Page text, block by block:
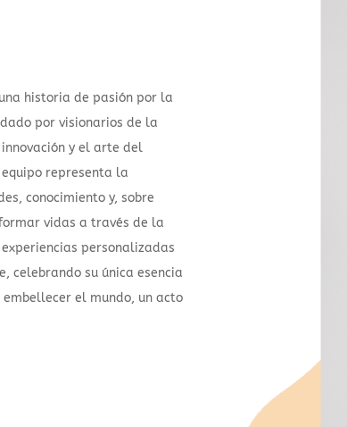
historia de pasión por la
por visionarios de la
y el arte del
representa la
conocimiento y, sobre
vidas a través de la
personalizadas
celebrando su única esencia
el mundo, un acto